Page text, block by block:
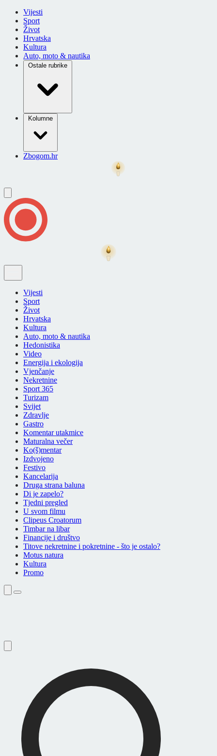
Vijesti
Sport
Život
Hrvatska
Kultura
Auto, moto & nautika
Ostale rubrike
Kolumne
Zbogom.hr
Vijesti
Sport
Život
Hrvatska
Kultura
Auto, moto & nautika
Hedonistika
Video
Energija i ekologija
Vjenčanje
Nekretnine
Sport 365
Turizam
Svijet
Zdravlje
Gastro
Komentar utakmice
Maturalna večer
Ko(š)mentar
Izdvojeno
Festivo
Kancelarija
Druga strana baluna
Di je zapelo?
Tjedni pregled
U svom filmu
Clipeus Croatorum
Timbar na libar
Financije i društvo
Titove nekretnine i pokretnine - što je ostalo?
Motus natura
Kultura
Promo